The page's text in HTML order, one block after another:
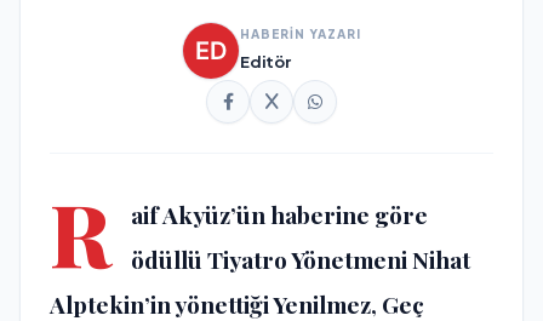
HABERİN YAZARI
Editör
R
aif Akyüz’ün haberine göre
ödüllü Tiyatro Yönetmeni Nihat
Alptekin’in yönettiği Yenilmez, Geç